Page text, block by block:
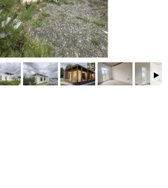
энергоэффективный.
утеплением 150 мм.
с качественной фурнитурой. На
панорамные створки.
скважина (47 м) и двойной